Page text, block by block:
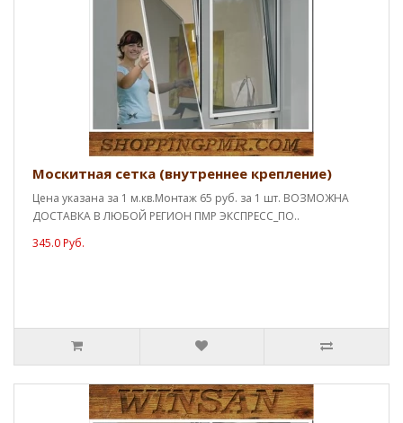
Москитная сетка (внутреннее крепление)
Цена указана за 1 м.кв.Монтаж 65 руб. за 1 шт. ВОЗМОЖНА
ДОСТАВКА В ЛЮБОЙ РЕГИОН ПМР ЭКСПРЕСС_ПО..
345.0 Руб.